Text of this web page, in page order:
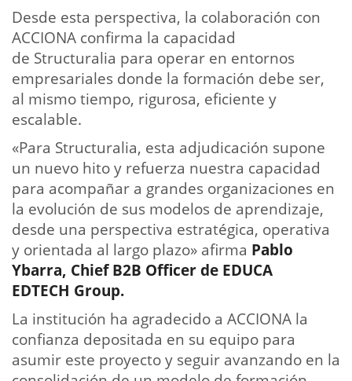
Desde esta perspectiva, la colaboración con
ACCIONA confirma la capacidad
de Structuralia para operar en entornos
empresariales donde la formación debe ser,
al mismo tiempo, rigurosa, eficiente y
escalable.
«Para Structuralia, esta adjudicación supone
un nuevo hito y refuerza nuestra capacidad
para acompañar a grandes organizaciones en
la evolución de sus modelos de aprendizaje,
desde una perspectiva estratégica, operativa
y orientada al largo plazo» afirma Pablo
Ybarra, Chief B2B Officer de EDUCA
EDTECH Group.
La institución ha agradecido a ACCIONA la
confianza depositada en su equipo para
asumir este proyecto y seguir avanzando en la